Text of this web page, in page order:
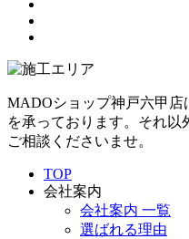
MADOショップ神戸六甲店
を承っております。それ以
ご相談くださいませ。
TOP
会社案内
会社案内 一覧
選ばれる理由